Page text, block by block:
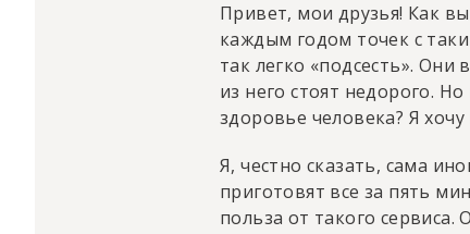
Привет, мои друзья! Как
каждым годом точек с
так легко «подсесть».
из него стоят недорого.
здоровье человека? Я
Я, честно сказать, сама
приготовят все за пять
польза от такого